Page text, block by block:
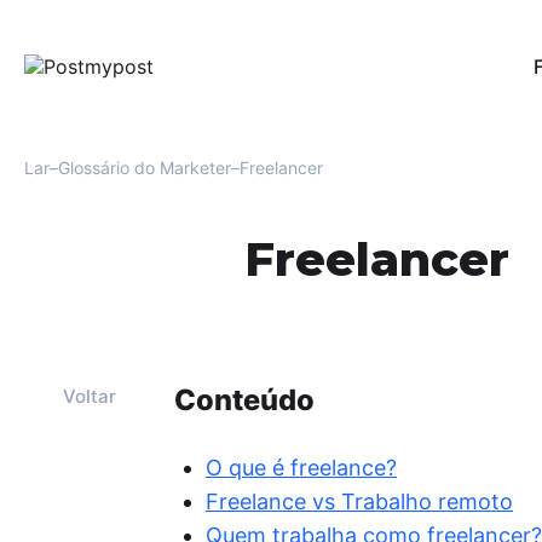
Lar Glossário do Marketer Freelancer
Freelancer
Voltar Conteúdo
O que é freelance?
Freelance vs Trabalho remoto
Quem trabalha como freelancer?